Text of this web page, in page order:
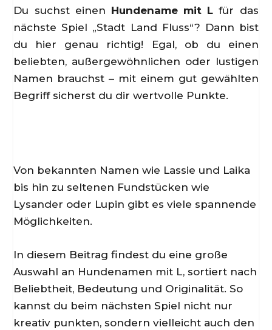
Du suchst einen Hundename mit L für das
nächste Spiel „Stadt Land Fluss“? Dann bist
du hier genau richtig! Egal, ob du einen
beliebten, außergewöhnlichen oder lustigen
Namen brauchst – mit einem gut gewählten
Begriff sicherst du dir wertvolle Punkte.
Von bekannten Namen wie Lassie und Laika
bis hin zu seltenen Fundstücken wie
Lysander oder Lupin gibt es viele spannende
Möglichkeiten.
In diesem Beitrag findest du eine große
Auswahl an Hundenamen mit L, sortiert nach
Beliebtheit, Bedeutung und Originalität. So
kannst du beim nächsten Spiel nicht nur
kreativ punkten, sondern vielleicht auch den